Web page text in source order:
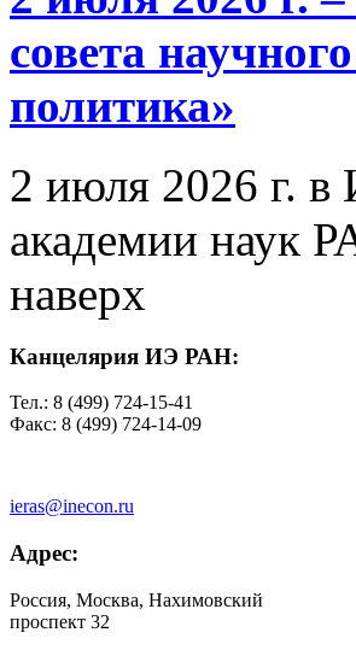
совета
политика»
2 июля 2026 г. в
академии наук
наверх
Канцелярия ИЭ РАН:
Тел.: 8 (499) 724-15-41
Факс: 8 (499) 724-14-09
ieras@inecon.ru
Адрес:
Россия, Москва, Нахимовский
проспект 32